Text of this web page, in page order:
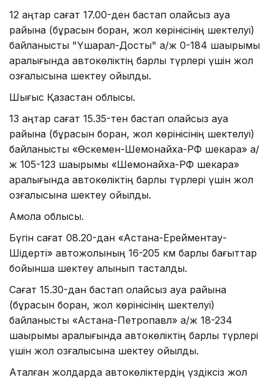
12 қаңтар сағат 17.00-ден бастап қолайсыз ауа
райына (бұрқасын боран, жол көрінісінің шектелуі)
байланысты "Үшарал-Достық" а/ж 0-184 шақырымы
аралығында автокөліктің барлық түрлері үшін жол
қозғалысына шектеу қойылды.
Шығыс Қазақстан облысы.
13 қаңтар сағат 15.35-тен бастап қолайсыз ауа
райына (бұрқасын боран, жол көрінісінің шектелуі)
байланысты «Өскемен-Шемонайха-РФ шекара» а/
ж 105-123 шақырымы «Шемонайха-РФ шекара»
аралығында автокөліктің барлық түрлері үшін жол
қозғалысына шектеу қойылды.
Ақмола облысы.
Бүгін сағат 08.20-дан «Астана-Ерейментау-
Шідерті» автожолының 16-205 км барлық бағыттар
бойынша шектеу алынып тасталды.
Сағат 15.30-дан бастап қолайсыз ауа райына
(бұрқасын боран, жол көрінісінің шектелуі)
байланысты «Астана-Петропавл» а/ж 18-234
шақырымы аралығында автокөліктің барлық түрлері
үшін жол қозғалысына шектеу қойылды.
Аталған жолдарда автокөліктердің үздіксіз жол